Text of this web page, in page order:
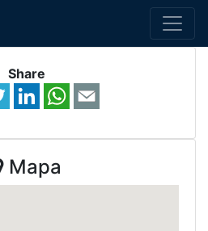
Share
Mapa